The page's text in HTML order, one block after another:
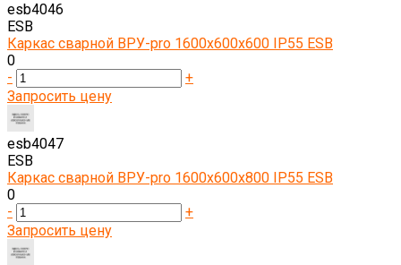
esb4046
ESB
Каркас сварной ВРУ-pro 1600х600х600 IP55 ESB
0
-
+
Запросить цену
esb4047
ESB
Каркас сварной ВРУ-pro 1600х600х800 IP55 ESB
0
-
+
Запросить цену